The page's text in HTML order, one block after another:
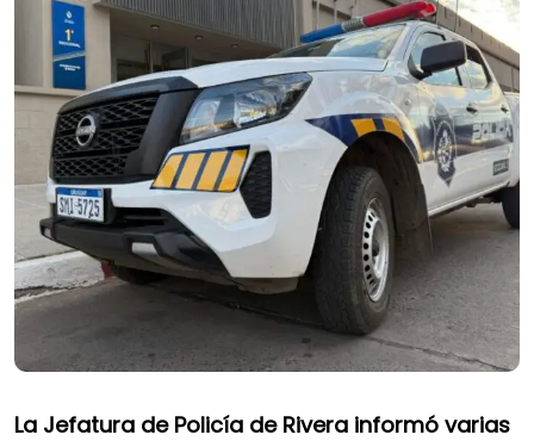
La Jefatura de Policía de Rivera informó varias